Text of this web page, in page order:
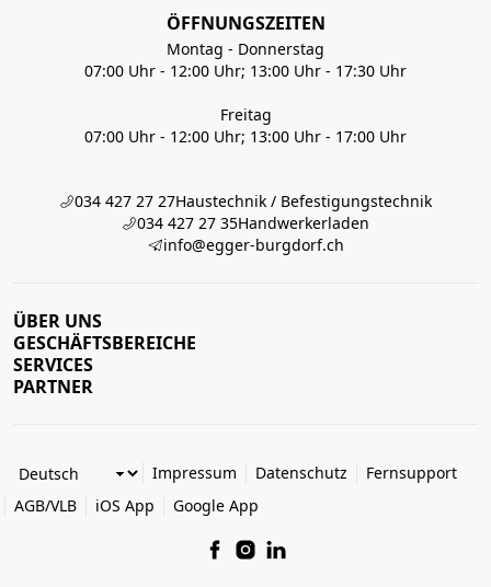
ÖFFNUNGSZEITEN
Montag - Donnerstag
07:00 Uhr - 12:00 Uhr; 13:00 Uhr - 17:30 Uhr
Freitag
07:00 Uhr - 12:00 Uhr; 13:00 Uhr - 17:00 Uhr
034 427 27 27Haustechnik / Befestigungstechnik
034 427 27 35Handwerkerladen
info@egger-burgdorf.ch
ÜBER UNS
GESCHÄFTSBEREICHE
SERVICES
PARTNER
Impressum Datenschutz
Fernsupport
AGB/VLB
iOS App Google App